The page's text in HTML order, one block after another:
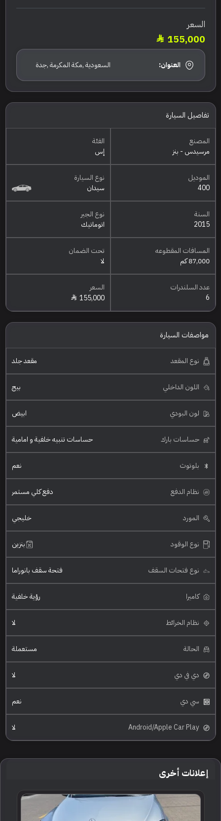
السعر
155,000
العنوان: السعودية ,مكة المكرمة ,جدة
تفاصيل السيارة
المصنع
مرسيدس - بنز
الفئة
إس
الموديل
400
نوع السيارة
سيدان
السنة
2015
نوع الجير
اتوماتيك
المسافات المقطوعه
87,000 كم
تحت الضمان
لا
عدد السلندرات
6
السعر
155,000
مواصفات السيارة
نوع المقعد مقعد جلد
اللون الداخلي بيج
لون البودي ابيض
حساسات بارك حساسات تنبيه خلفية و امامية
بلوتوث نعم
نظام الدفع دفع كلي مستمر
المورد خليجي
نوع الوقود بنزين
نوع فتحات السقف فتحة سقف بانوراما
كاميرا رؤية خلفية
نظام الخرائط لا
الحالة مستعملة
دي في دي لا
سي دي نعم
Android/Apple Car Play لا
إعلانات أخرى